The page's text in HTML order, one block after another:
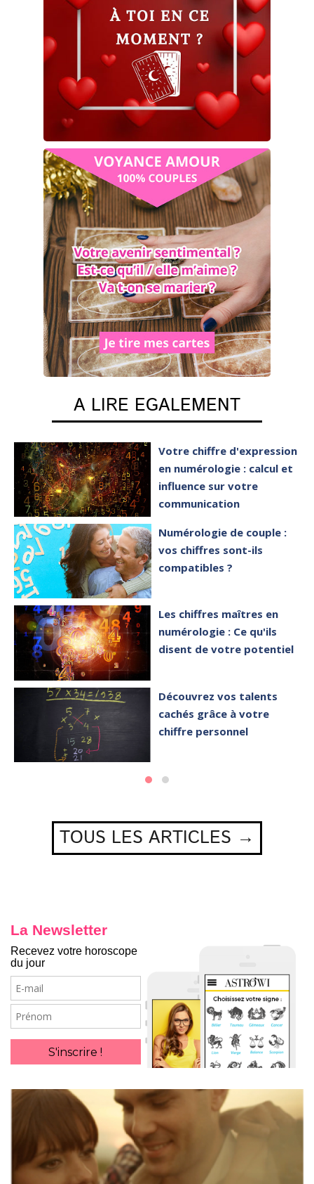
A LIRE EGALEMENT
Votre chiffre d'expression
en numérologie : calcul et
influence sur votre
communication
Numérologie de couple :
vos chiffres sont-ils
compatibles ?
Les chiffres maîtres en
numérologie : Ce qu'ils
disent de votre potentiel
Découvrez vos talents
cachés grâce à votre
chiffre personnel
TOUS LES ARTICLES →
La Newsletter
Recevez votre horoscope
du jour
E-
mail
Prénom
S'inscrire !